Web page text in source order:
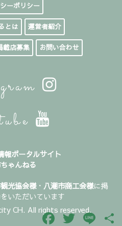
ーポリシー
とは 運営者紹介
載店募集 お問い合わせ
報ポータルサイト
ゃんねる
光協会様・ 八潮市商工会様に掲
いただいています
CH. All rights reserved.
Facebook
TwitterLine